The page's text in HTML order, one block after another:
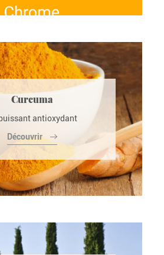
Curcuma
antioxydant
Découvrir